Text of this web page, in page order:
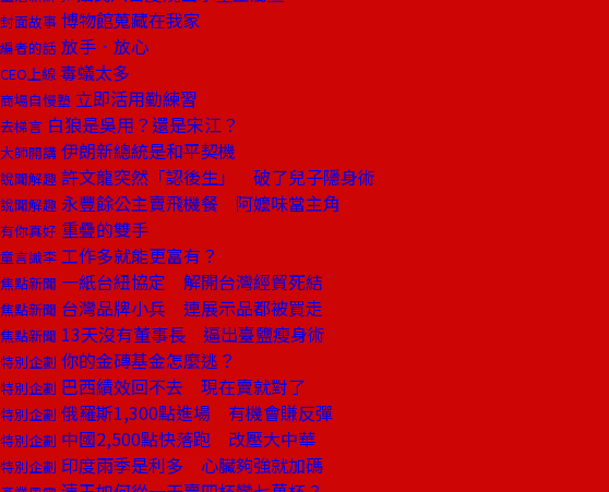
封面故事 博物館蒐藏在我家
編者的話 放手．放心
CEO上線 毒蟻太多
商場自慢塾 立即活用勤練習
去梯言 白狼是吳用？還是宋江？
大師開講 伊朗新總統是和平契機
說聞解趣 許文龍突然「認後生」 破了兒子隱身術
說聞解趣 永豐餘公主賣飛機餐 阿嬤味當主角
有你真好 重疊的雙手
童言識李 工作多就能更富有？
焦點新聞 一紙台紐協定 解開台灣經貿死結
焦點新聞 台灣品牌小兵 連展示品都被買走
焦點新聞 13天沒有董事長 逼出臺鹽瘦身術
特別企劃 你的金磚基金怎麼逃？
特別企劃 巴西績效回不去 現在賣就對了
特別企劃 俄羅斯1,300點進場 有機會賺反彈
特別企劃 中國2,500點快落跑 改壓大中華
特別企劃 印度雨季是利多 心臟夠強就加碼